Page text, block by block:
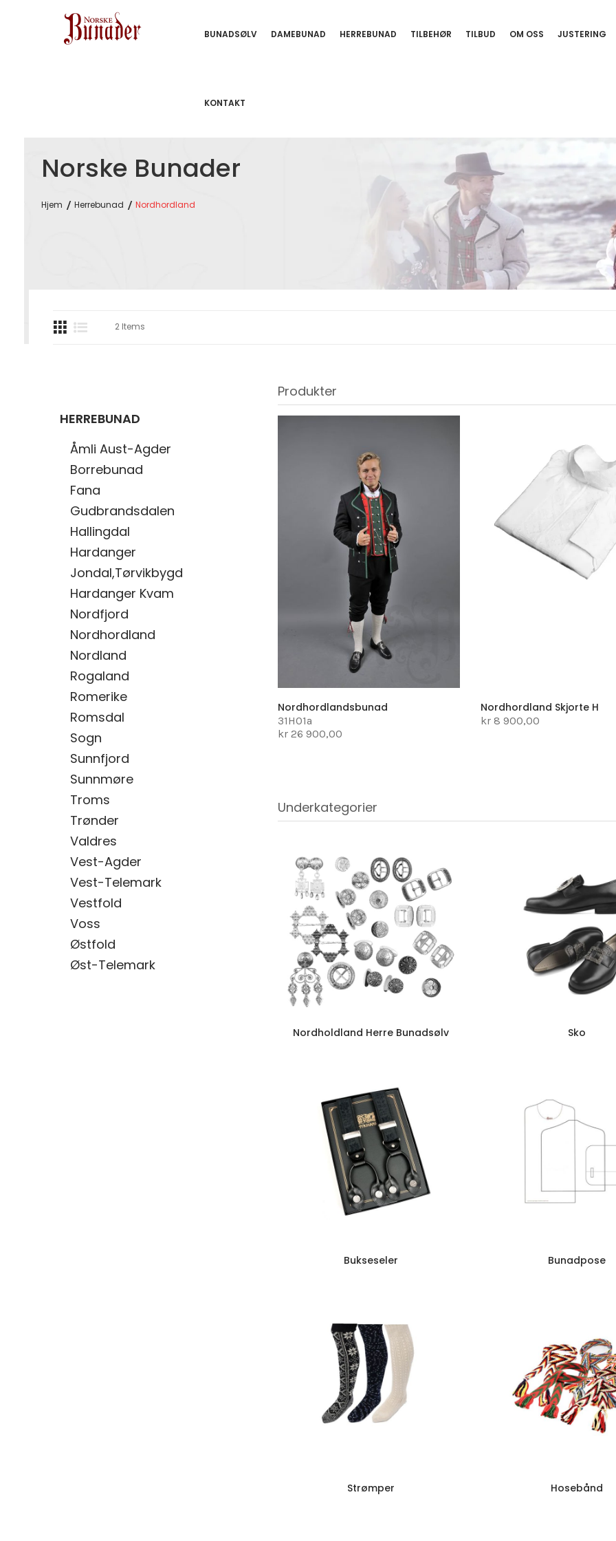
BUNADSØLV DAMEBUNAD HERREBUNAD TILBEHØR TILBUD OM OSS JUSTERING
KONTAKT
Norske Bunader
Hjem Herrebunad Nordhordland
HERREBUNAD
Åmli Aust-Agder
Borrebunad
Fana
Gudbrandsdalen
Hallingdal
Hardanger
Jondal,Tørvikbygd
Hardanger Kvam
Nordfjord
Nordhordland
Nordland
Rogaland
Romerike
Romsdal
Sogn
Sunnfjord
Sunnmøre
Troms
Trønder
Valdres
Vest-Agder
Vest-Telemark
Vestfold
Voss
Østfold
Øst-Telemark
Produkter
Nordhordlandsbunad
31H01a
kr 26 900,00
Nordhordland Skjorte H
kr 8 900,00
Underkategorier
Nordholdland Herre Bunadsølv Sko
Bukseseler Bunadpose
Strømper Hosebånd
2 Items